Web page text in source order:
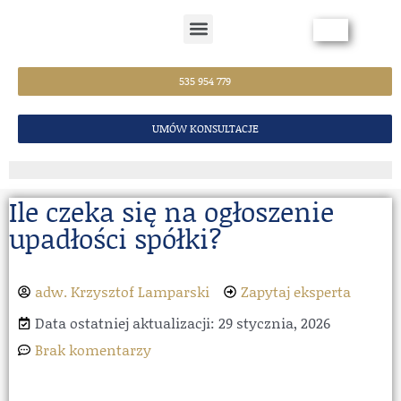
535 954 779
UMÓW KONSULTACJE
Ile czeka się na ogłoszenie
upadłości spółki?
adw. Krzysztof Lamparski
Zapytaj eksperta
Data ostatniej aktualizacji: 29 stycznia, 2026
Brak komentarzy